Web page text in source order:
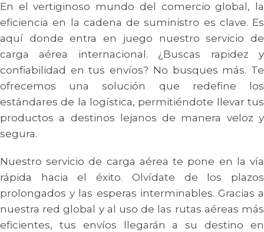
En el vertiginoso mundo del comercio global, la
eficiencia en la cadena de suministro es clave. Es
aquí donde entra en juego nuestro servicio de
carga aérea internacional. ¿Buscas rapidez y
confiabilidad en tus envíos? No busques más. Te
ofrecemos una solución que redefine los
estándares de la logística, permitiéndote llevar tus
productos a destinos lejanos de manera veloz y
segura.
Nuestro servicio de carga aérea te pone en la vía
rápida hacia el éxito. Olvídate de los plazos
prolongados y las esperas interminables. Gracias a
nuestra red global y al uso de las rutas aéreas más
eficientes, tus envíos llegarán a su destino en